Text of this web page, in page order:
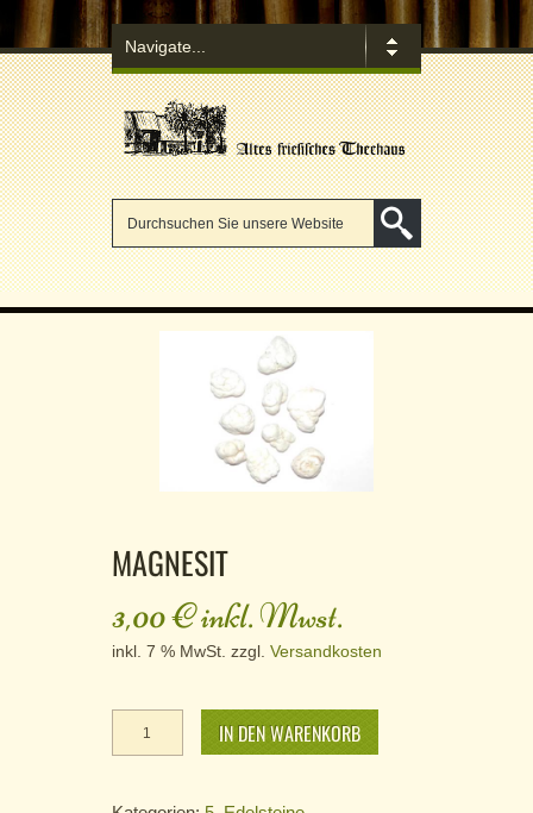
MAGNESIT
3,00€inkl. Mwst.
inkl. 7 % MwSt. zzgl. Versandkosten
Menge
IN DEN WARENKORB